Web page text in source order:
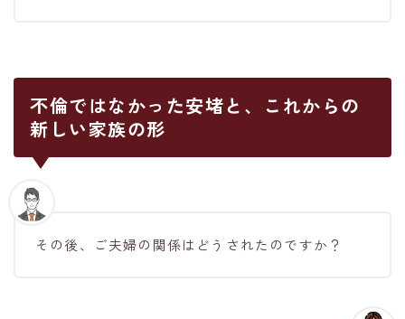
不倫ではなかった安堵と、これからの
新しい家族の形
その後、ご夫婦の関係はどうされたのですか？